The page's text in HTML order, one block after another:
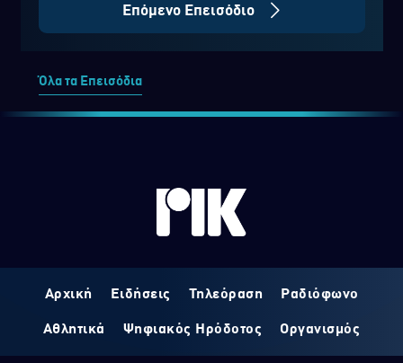
Επόμενο Επεισόδιο
Όλα τα Επεισόδια
Αρχική Ειδήσεις Τηλεόραση Ραδιόφωνο
Αθλητικά Ψηφιακός Ηρόδοτος Οργανισμός